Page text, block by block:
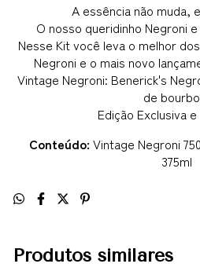
A essência não muda,
O nosso queridinho Negroni
Nesse Kit você leva o melhor
Negroni e o mais novo
Vintage Negroni: Benerick's
de
Edição Exclusiva
Conteúdo: Vintage Negroni
375ml
Produtos similares